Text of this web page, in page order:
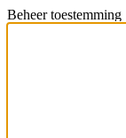
Beheer toestemming